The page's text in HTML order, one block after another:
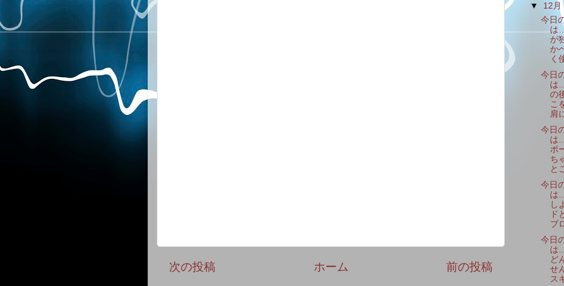
次の投稿 前の投稿
ホーム
▼ 12月
今日
は
が
か
く
今日
は
の
こ
肩
今日
は
ポ
ち
と
今日
は
し
ド
ブ
今日
は
ど
せ
ス